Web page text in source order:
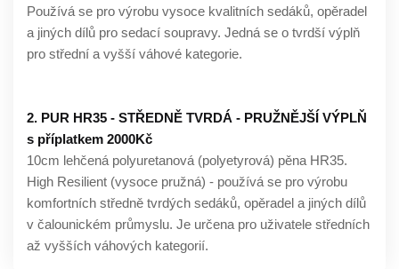
Používá se pro výrobu vysoce kvalitních sedáků, opěradel
a jiných dílů pro sedací soupravy. Jedná se o tvrdší výplň
pro střední a vyšší váhové kategorie.
2. PUR HR35 - STŘEDNĚ TVRDÁ - PRUŽNĚJŠÍ VÝPLŇ
s příplatkem 2000Kč
10cm lehčená polyuretanová (polyetyrová) pěna HR35.
High Resilient (vysoce pružná) - používá se pro výrobu
komfortních středně tvrdých sedáků, opěradel a jiných dílů
v čalounickém průmyslu. Je určena pro uživatele středních
až vyšších váhových kategorií.